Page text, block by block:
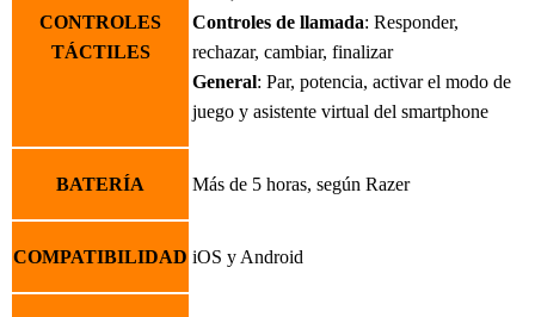
CONTROLES
TÁCTILES
Controles de llamada: Responder,
rechazar, cambiar, finalizar
General: Par, potencia, activar el modo de
juego y asistente virtual del smartphone
BATERÍA Más de 5 horas, según Razer
COMPATIBILIDAD iOS y Android